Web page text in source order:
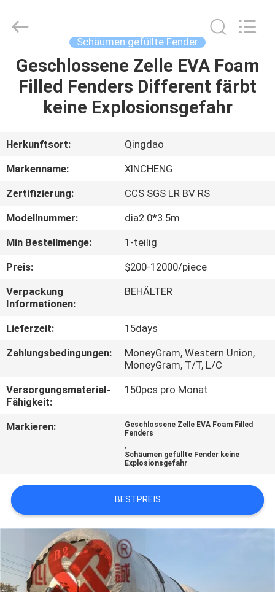
HAUS
PRODUKTE
VR
SHOW
ÜBER
UNS
FABRIK-
AUSFLUG
QUALITÄTSKONTROLLE
TRETEN
SIE
MIT
UNS
NACHRICHTEN
FÄLLE
SITEMAP
Products
Reserved.
Schäumen gefüllte Fender
Geschlossene Zelle EVA Foam
Filled Fenders Different färbt
keine Explosionsgefahr
Herkunftsort:
Qingdao
Markenname:
XINCHENG
Zertifizierung:
CCS SGS LR BV RS
Modellnummer:
dia2.0*3.5m
Min Bestellmenge:
1-teilig
Preis:
$200-12000/piece
Verpackung
Informationen:
BEHÄLTER
Lieferzeit:
15days
Zahlungsbedingungen:
MoneyGram, Western Union,
MoneyGram, T/T, L/C
Versorgungsmaterial-
Fähigkeit:
150pcs pro Monat
Markieren:
Geschlossene Zelle EVA Foam Filled
Fenders
,
Schäumen gefüllte Fender keine
Explosionsgefahr
BESTPREIS